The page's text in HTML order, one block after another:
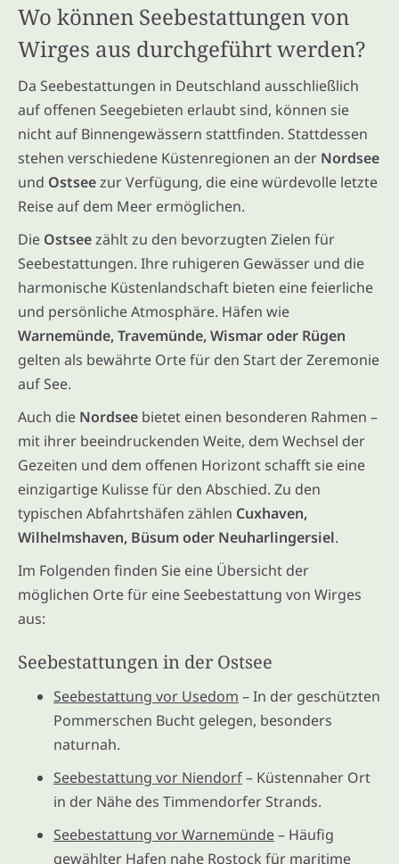
Wo können Seebestattungen von
Wirges aus durchgeführt werden?
Da Seebestattungen in Deutschland ausschließlich
auf offenen Seegebieten erlaubt sind, können sie
nicht auf Binnengewässern stattfinden. Stattdessen
stehen verschiedene Küstenregionen an der Nordsee
und Ostseezur Verfügung, die eine würdevolle letzte
Reise auf dem Meer ermöglichen.
Die Ostseezählt zu den bevorzugten Zielen für
Seebestattungen. Ihre ruhigeren Gewässer und die
harmonische Küstenlandschaft bieten eine feierliche
und persönliche Atmosphäre. Häfen wie
Warnemünde, Travemünde, Wismar oder Rügen
gelten als bewährte Orte für den Start der Zeremonie
auf See.
Auch die Nordsee bietet einen besonderen Rahmen –
mit ihrer beeindruckenden Weite, dem Wechsel der
Gezeiten und dem offenen Horizont schafft sie eine
einzigartige Kulisse für den Abschied. Zu den
typischen Abfahrtshäfen zählen Cuxhaven,
Wilhelmshaven, Büsum oder Neuharlingersiel.
Im Folgenden finden Sie eine Übersicht der
möglichen Orte für eine Seebestattung von Wirges
aus:
Seebestattungen in der Ostsee
Seebestattung vor Usedom – In der geschützten
Pommerschen Bucht gelegen, besonders
naturnah.
Seebestattung vor Niendorf– Küstennaher Ort
in der Nähe des Timmendorfer Strands.
Seebestattung vor Warnemünde– Häufig
gewählter Hafen nahe Rostock für maritime